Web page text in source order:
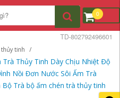
0
tinh
Thủy Tinh Dày Chịu Nhiệt Độ
Nồi Đơn Nước Sôi Ấm Trà
Trà bộ ấm chén trà thủy tinh
TD-802792496601